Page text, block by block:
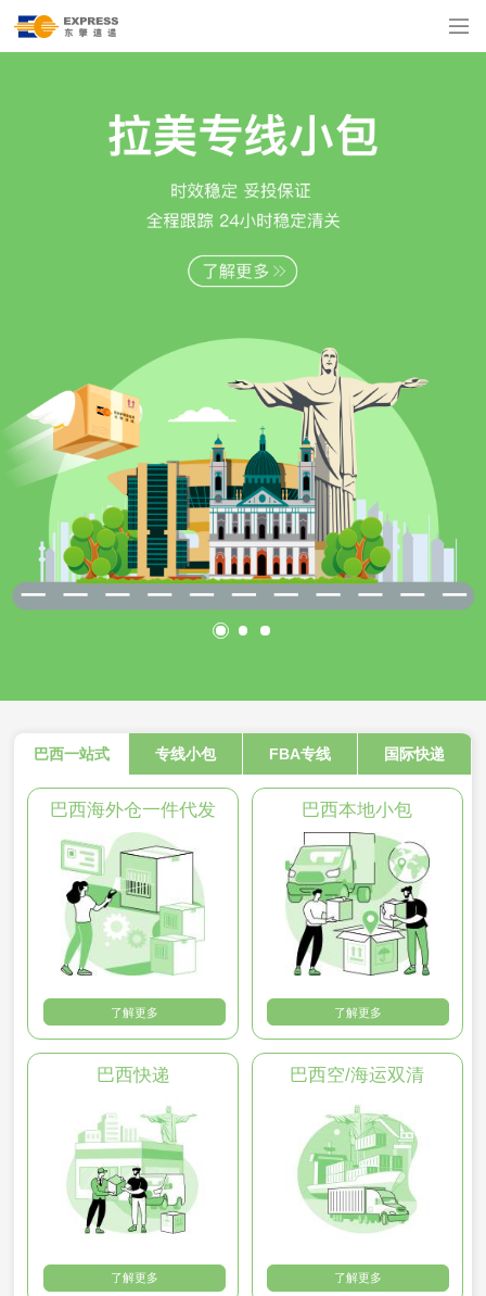
巴西一站式 专线小包 FBA专线 国际快递
巴西海外仓一件代发
了解更多
巴西本地小包
了解更多
巴西快递
了解更多
巴西空/海运双清
了解更多